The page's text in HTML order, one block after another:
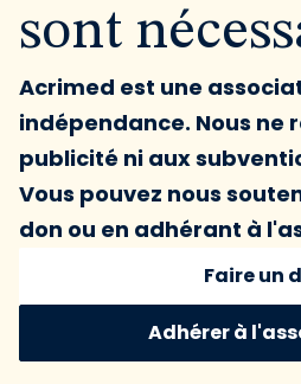
sont
Acrimed est une
indépendance. Nous ne
publicité ni aux
Vous pouvez nous
don ou en adhérant à
Faire un
Adhérer à